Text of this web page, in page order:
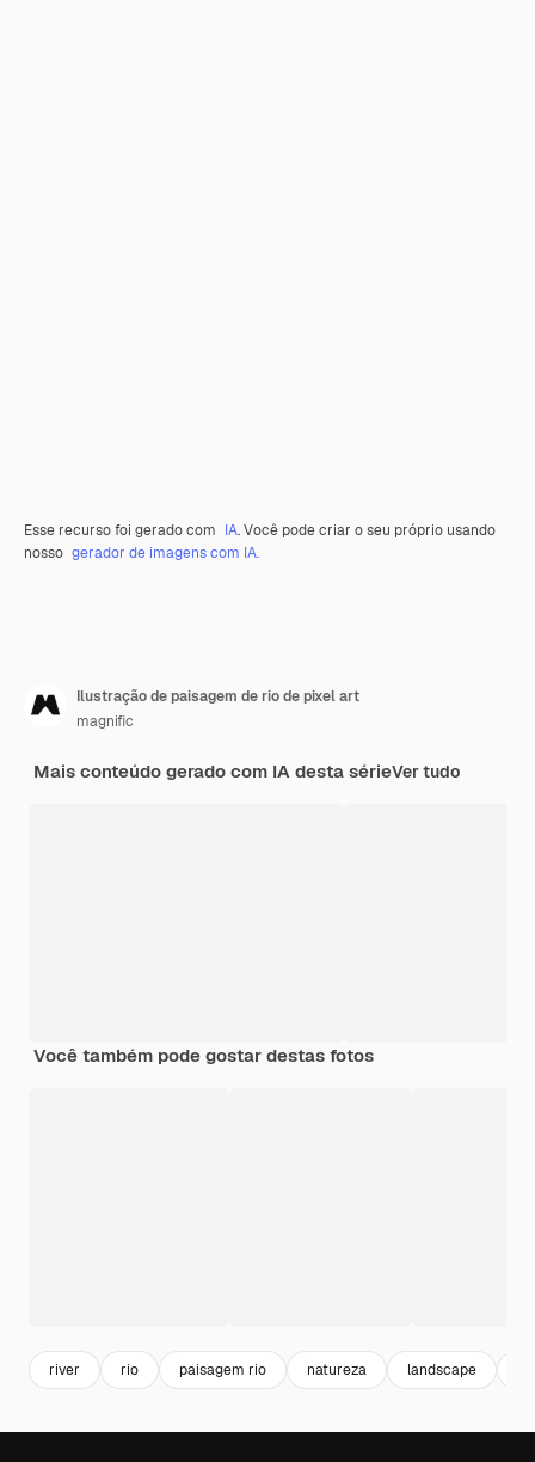
Esse recurso foi gerado com IA. Você pode criar o seu próprio usando
nosso gerador de imagens com IA.
Ilustração de paisagem de rio de pixel art
magnific
Mais conteúdo gerado com IA desta sérieVer tudo
Você também pode gostar destas fotos
river rio paisagem rio natureza landscape